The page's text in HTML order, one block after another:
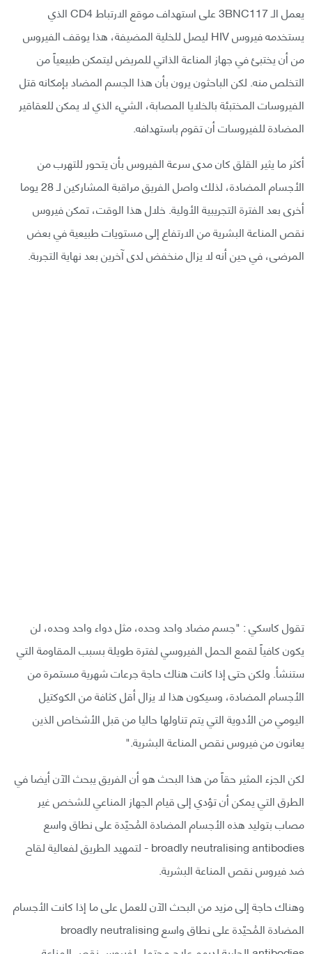
يعمل الـ 3BNC117 على استهداف موقع الارتباط CD4 الذي
يستخدمه فيروس HIV ليصل للخلية المضيفة، هذا يوقف الفيروس
من أن يختبئ في جهاز المناعة الذاتي للمريض ليتمكن طبيعياً من
التخلص منه. لكن الباحثون يرون بأن هذا الجسم المضاد بإمكانه قتل
الفيروسات المختبئة بالخلايا المصابة، الشيء الذي لا يمكن للعقاقير
المضادة للفيروسات أن تقوم باستهدافه.
أكثر ما يثير القلق كان مدى سرعة الفيروس بأن يتحور للتهرب من
الأجسام المضادة، لذلك واصل الفريق مراقبة المشاركين لـ 28 يوما
أخرى بعد الفترة التجريبية الأولية. خلال هذا الوقت، تمكن فيروس
نقص المناعة البشرية من الارتفاع إلى مستويات طبيعية في بعض
المرضى، في حين أنه لا يزال منخفض لدى آخرين بعد نهاية التجربة.
تقول كاسكي : "جسم مضاد واحد وحده، مثل دواء واحد وحده، لن
يكون كافياً لقمع الحمل الفيروسي لفترة طويلة بسبب المقاومة التي
ستنشأ. ولكن حتى إذا كانت هناك حاجة جرعات شهرية مستمرة من
الأجسام المضادة، وسيكون هذا لا يزال أقل كثافة من الكوكتيل
اليومي من الأدوية التي يتم تناولها حاليا من قبل الأشخاص الذين
يعانون من فيروس نقص المناعة البشرية."
لكن الجزء المثير حقاً من هذا البحث هو أن الفريق يبحث الآن أيضا في
الطرق التي يمكن أن تؤدي إلى قيام الجهاز المناعي للشخص غير
مصاب بتوليد هذه الأجسام المضادة المُحيّدة على نطاق واسع
broadly neutralising antibodies - لتمهيد الطريق لفعالية لقاح
ضد فيروس نقص المناعة البشرية.
وهناك حاجة إلى مزيد من البحث الآن للعمل على ما إذا كانت الأجسام
المضادة المُحيّدة على نطاق واسع broadly neutralising